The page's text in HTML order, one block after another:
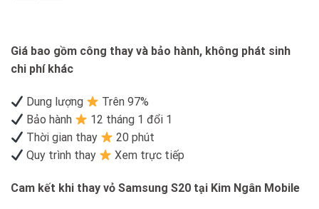
Giá bao gồm công thay và bảo hành, không phát sinh
chi phí khác
Dung lượng
Trên 97%
Bảo hành
12 tháng 1 đổi 1
Thời gian thay
20 phút
Quy trình thay
Xem trực tiếp
Cam kết khi thay vỏ Samsung S20 tại Kim Ngân Mobile